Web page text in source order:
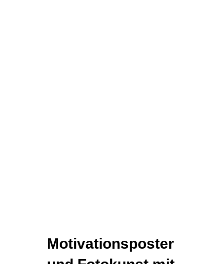
Motivationsposter